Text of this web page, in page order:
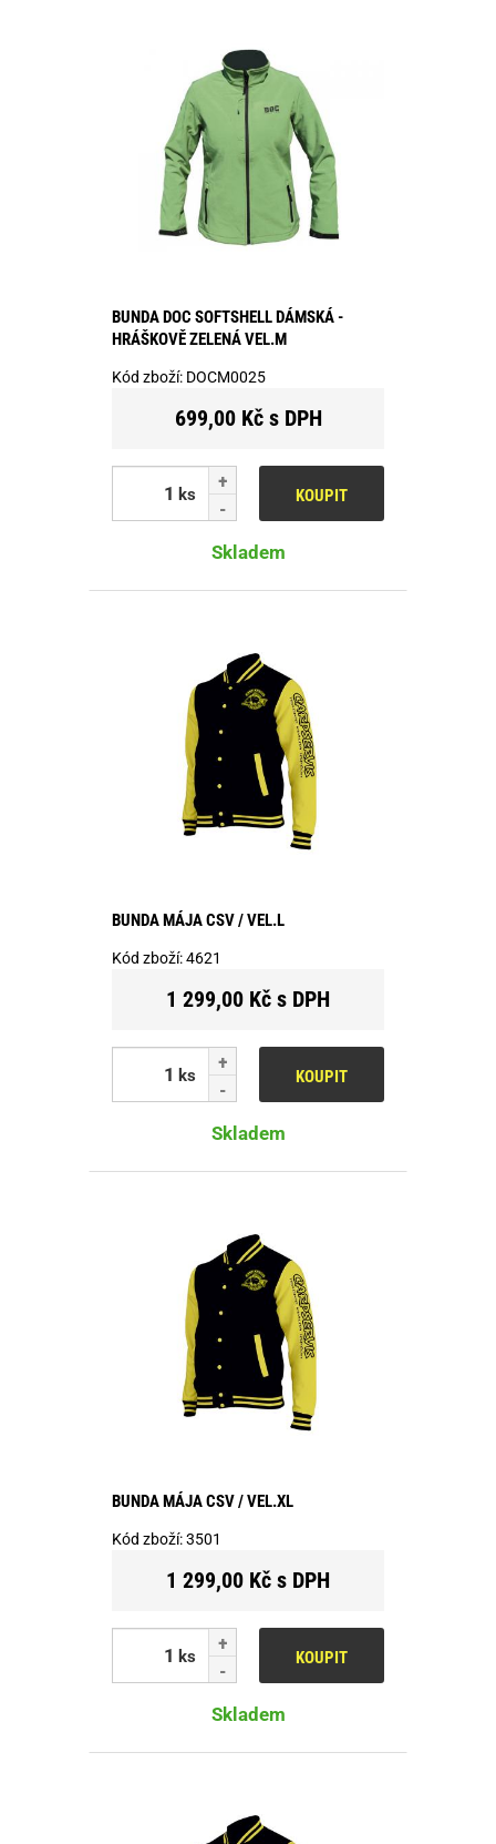
BUNDA DOC SOFTSHELL DÁMSKÁ -
HRÁŠKOVĚ ZELENÁ VEL.M
Kód zboží: DOCM0025
699,00 Kč s DPH
ks KOUPIT
Skladem
BUNDA MÁJA CSV / VEL.L
Kód zboží:4621
1 299,00 Kč s DPH
ks KOUPIT
Skladem
BUNDA MÁJA CSV / VEL.XL
Kód zboží:3501
1 299,00 Kč s DPH
ks KOUPIT
Skladem